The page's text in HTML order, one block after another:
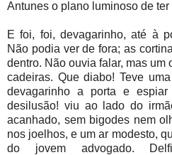
Antunes o plano luminoso de
E foi, foi, devagarinho, até à
Não podia ver de fora; as
dentro. Não ouvia falar, mas um
cadeiras. Que diabo! Teve
devagarinho a porta e
desilusão! viu ao lado do
acanhado, sem bigodes nem
nos joelhos, e um ar modesto,
do jovem advogado.